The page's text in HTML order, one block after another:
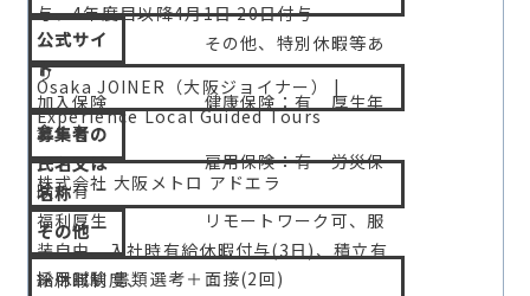
与、4年度目以降4月1日 20日付与
その他、特別休暇等あ
り
加入保険 健康保険：有 厚生年
金：有
雇用保険：有 労災保
険：有
福利厚生 リモートワーク可、服
装自由、入社時有給休暇付与(3日)、積立有
給休暇制度、
公式サイ
ト
Osaka JOINER（大阪ジョイナー） |
Experience Local Guided Tours
募集者の
氏名又は
名称
株式会社 大阪メトロ アドエラ
その他
採用試験 書類選考＋面接(2回)